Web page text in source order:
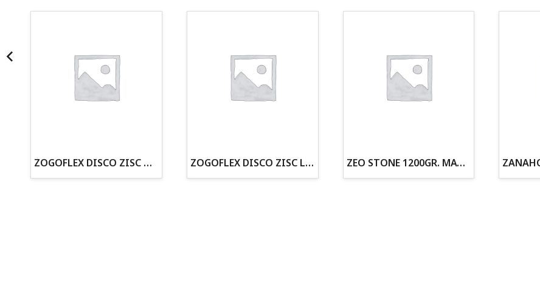
¡Somos Aquanatura!
· Cachorros supervisados por equipo veterinario
· Asesoramiento profesional personalizado
ZOGOFLEX DISCO ZISC MINI (16CM) FLUORESCENTE ZOGOFLEX DISCO ZISC L (21.6CM) FLUORESCENTE ZEO STONE 1200GR. MATERIAL FILTRANTE